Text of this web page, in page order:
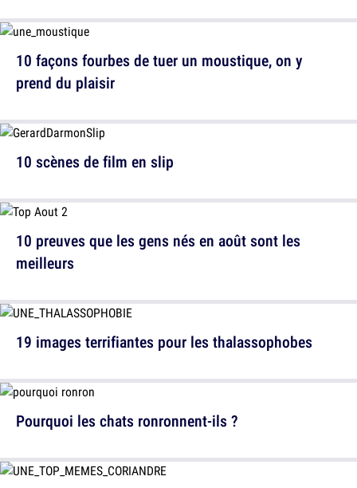
10 façons fourbes de tuer un moustique, on y
prend du plaisir
10 preuves que les gens nés en août sont les
meilleurs
Pourquoi les chats ronronnent-ils ?
10 scènes de film en slip
19 images terrifiantes pour les thalassophobes